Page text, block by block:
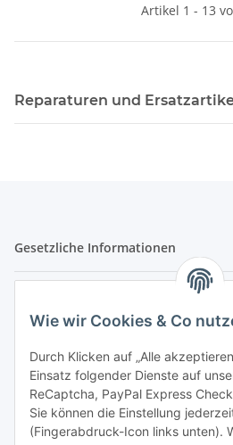
Wie wir Cookies & Co
Durch Klicken auf „Alle
Einsatz folgender Dienste auf
ReCaptcha, PayPal Express
Sie können die Einstellung
(Fingerabdruck-Icon links unten).
Artikel 1 - 13
Reparaturen und
Gesetzliche Informationen
Zahlung & Versand